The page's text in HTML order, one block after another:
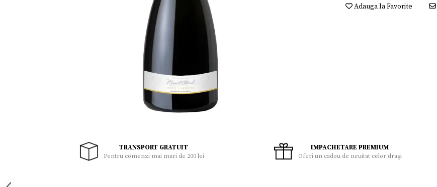
Adauga la Favorite
TRANSPORT GRATUIT
Pentru comenzi mai mari de 200 lei
IMPACHETARE PREMIUM
Oferi un cadou de neuitat celor dragi